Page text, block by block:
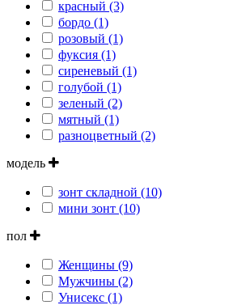
красный (3)
бордо (1)
розовый (1)
фуксия (1)
сиреневый (1)
голубой (1)
зеленый (2)
мятный (1)
разноцветный (2)
модель
зонт складной (10)
мини зонт (10)
пол
Женщины (9)
Мужчины (2)
Унисекс (1)